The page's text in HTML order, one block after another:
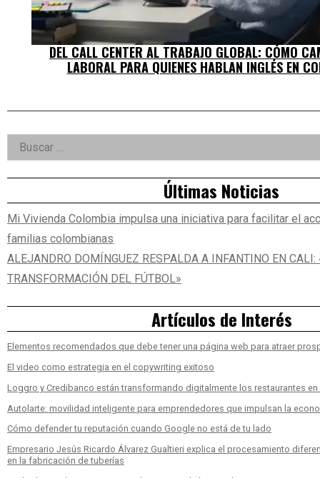
DEL CALL CENTER AL TRABAJO GLOBAL: CÓMO
LABORAL PARA QUIENES HABLAN INGLÉS EN
Right
Asides
Buscar:
Últimas Noticias
Mi Vivienda Colombia impulsa una iniciativa para facilitar el
familias colombianas
ALEJANDRO DOMÍNGUEZ RESPALDA A INFANTINO EN CALI:
TRANSFORMACIÓN DEL FÚTBOL»
Artículos de Interés
Elementos recomendados que debe tener una página web para atraer
El video como estrategia en el copywriting exitoso
Loggro y Credibanco están transformando digitalmente los restaurantes
Autolarte: movilidad inteligente para emprendedores que impulsan la
Cómo defender tu reputación cuando Google no está de tu lado
Empresario Jesús Ricardo Álvarez Gualtieri explica el procesamiento
en la fabricación de tuberías